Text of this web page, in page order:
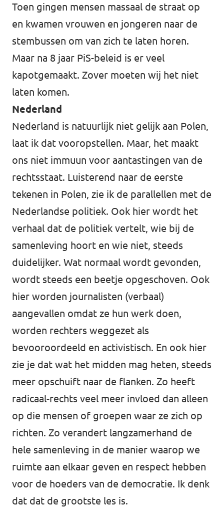
Toen gingen mensen massaal de straat op
en kwamen vrouwen en jongeren naar de
stembussen om van zich te laten horen.
Maar na 8 jaar PiS-beleid is er veel
kapotgemaakt. Zover moeten wij het niet
laten komen.
Nederland
Nederland is natuurlijk niet gelijk aan Polen,
laat ik dat vooropstellen. Maar, het maakt
ons niet immuun voor aantastingen van de
rechtsstaat. Luisterend naar de eerste
tekenen in Polen, zie ik de parallellen met de
Nederlandse politiek. Ook hier wordt het
verhaal dat de politiek vertelt, wie bij de
samenleving hoort en wie niet, steeds
duidelijker. Wat normaal wordt gevonden,
wordt steeds een beetje opgeschoven. Ook
hier worden journalisten (verbaal)
aangevallen omdat ze hun werk doen,
worden rechters weggezet als
bevooroordeeld en activistisch. En ook hier
zie je dat wat het midden mag heten, steeds
meer opschuift naar de flanken. Zo heeft
radicaal-rechts veel meer invloed dan alleen
op die mensen of groepen waar ze zich op
richten. Zo verandert langzamerhand de
hele samenleving in de manier waarop we
ruimte aan elkaar geven en respect hebben
voor de hoeders van de democratie. Ik denk
dat dat de grootste les is.